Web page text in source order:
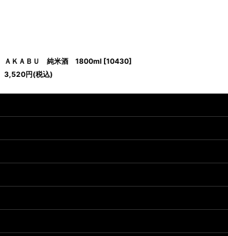
ＡＫＡＢＵ 純米酒 1800ml [10430]
3,520円(税込)